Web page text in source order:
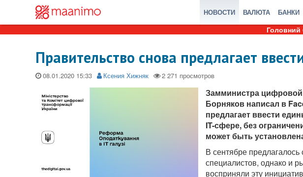
НОВОСТИ ВАЛЮТА БАНКИ
Головний
Правительство снова предлагает
08.01.2020 Ксения Хижняк
Замминистра
Борняков написал в
предлагает ввести
IT-сфере, без
может быть
В сентябре
специалистов, однако и
восприняли эту